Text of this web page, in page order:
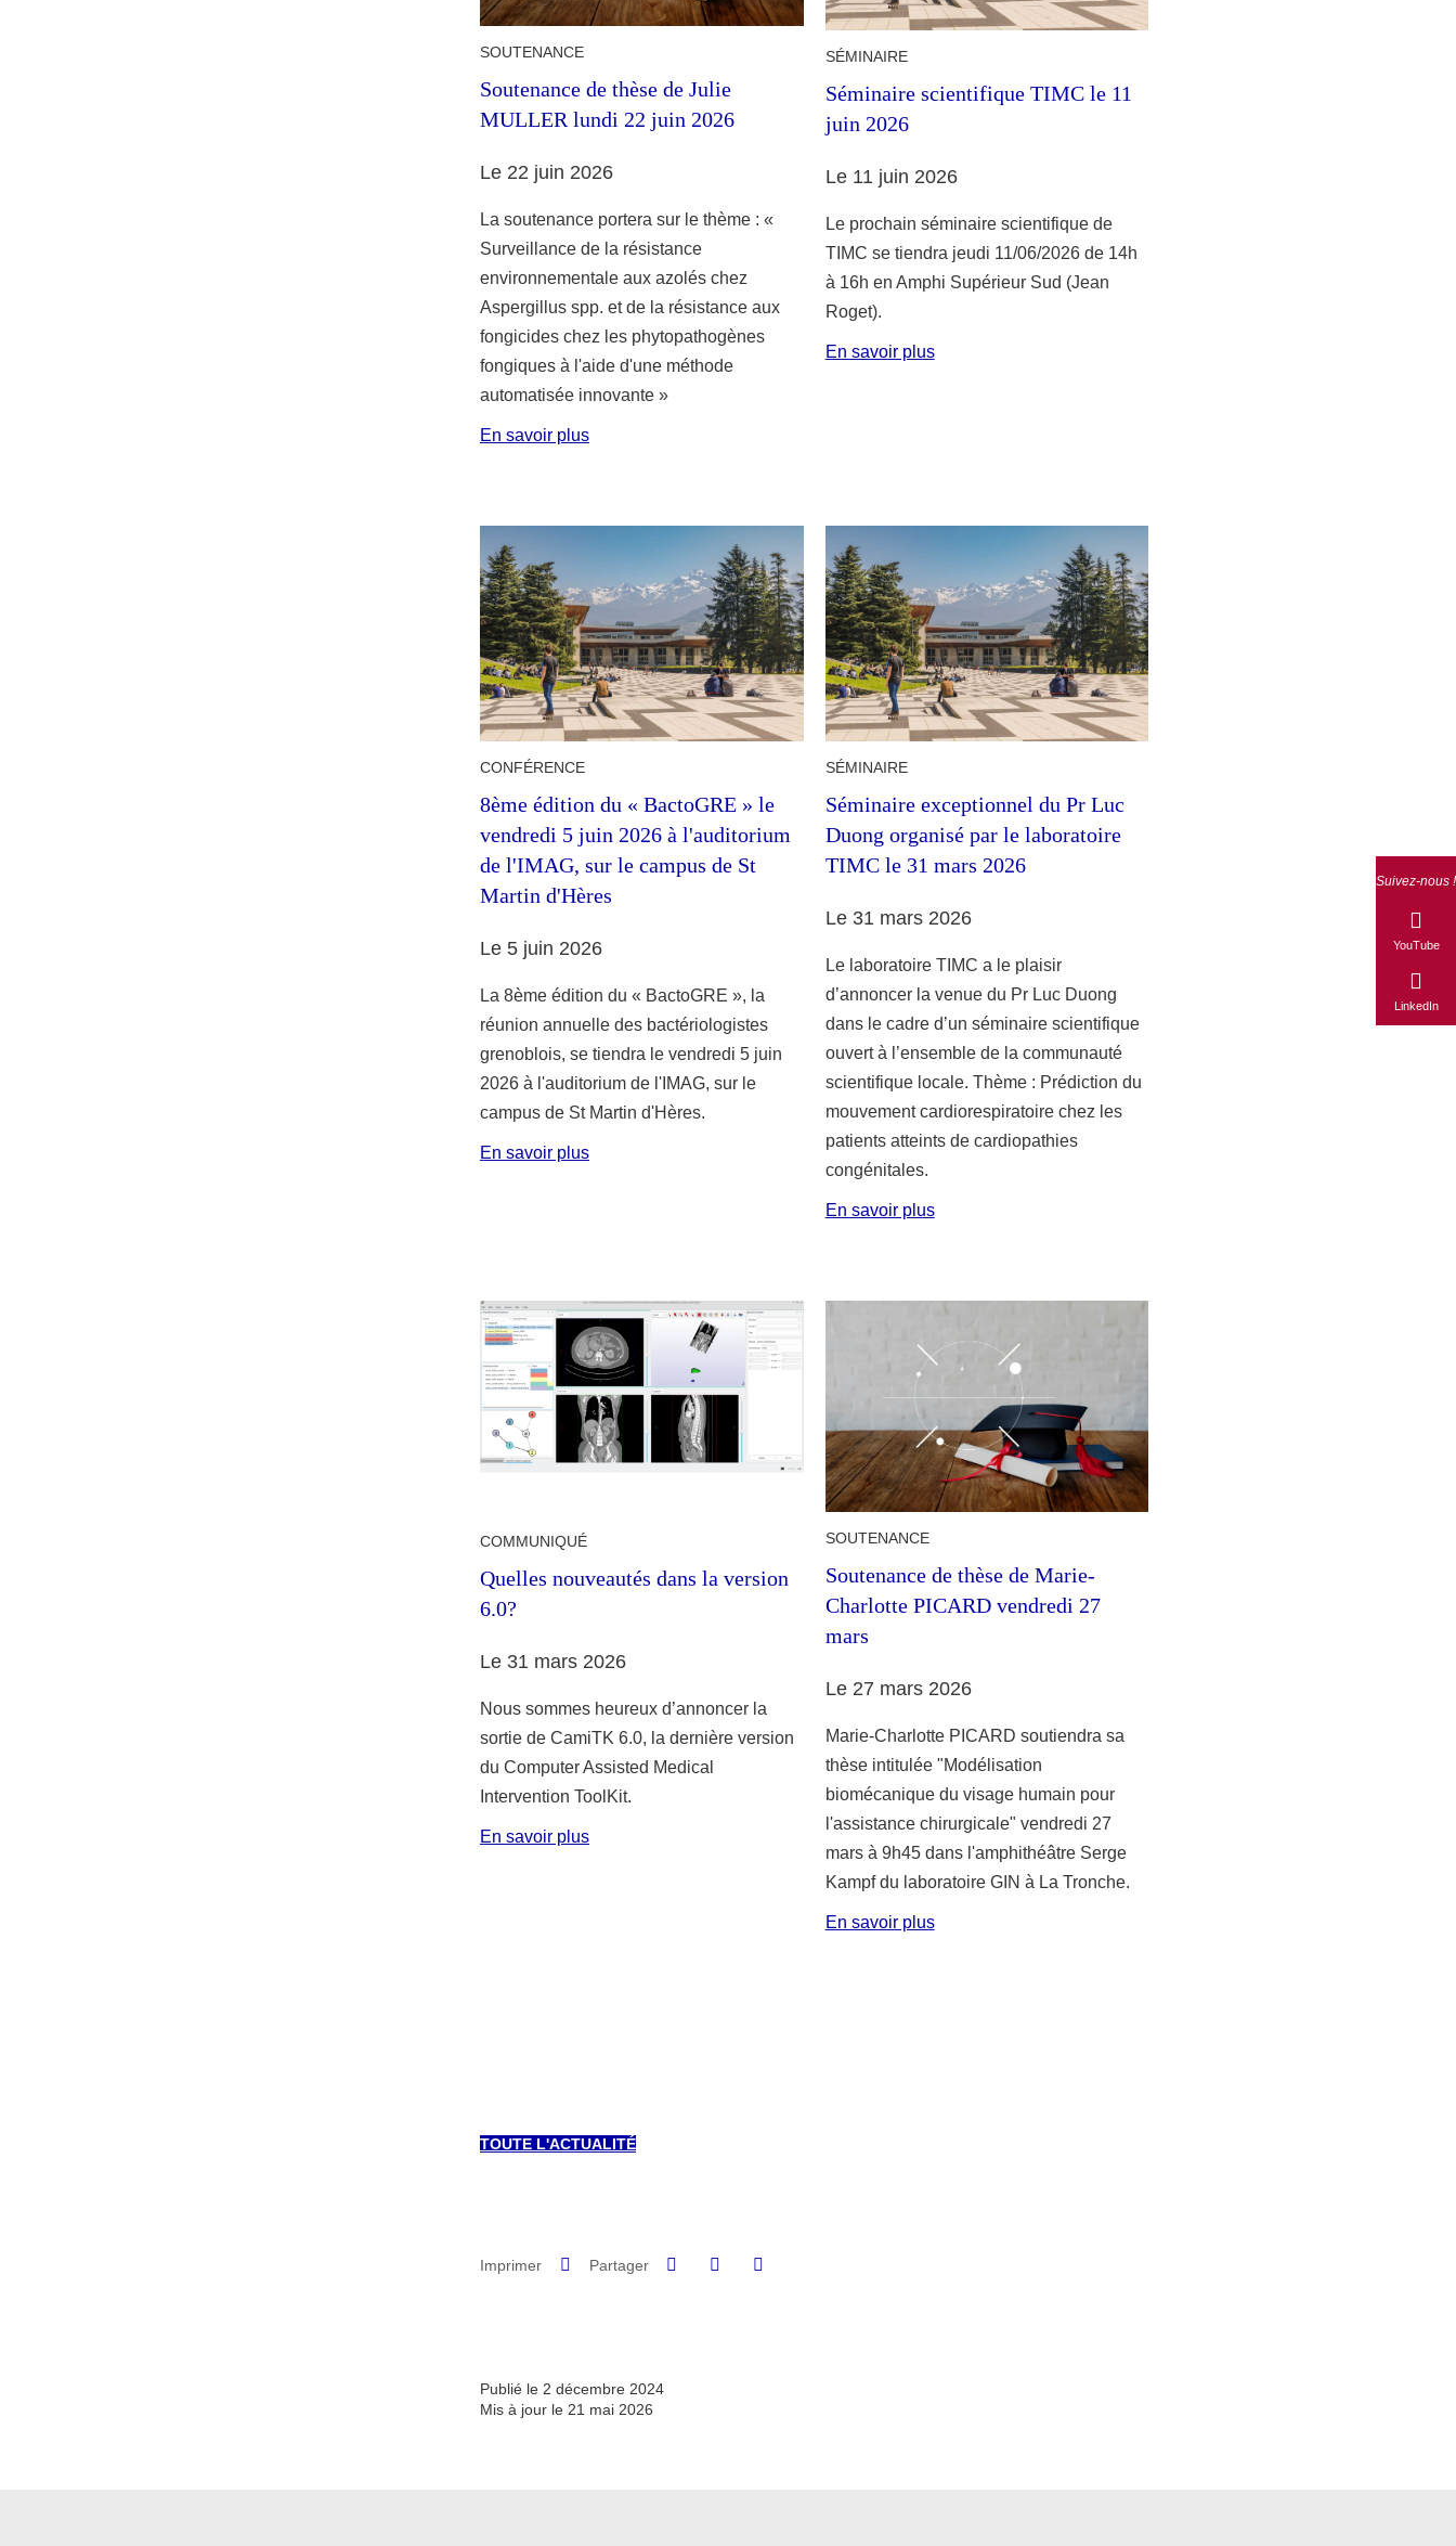
Suivez-nous !
YouTube
LinkedIn
SOUTENANCE
Soutenance de thèse de Julie
MULLER lundi 22 juin 2026
Le 22 juin 2026
La soutenance portera sur le thème : «
Surveillance de la résistance
environnementale aux azolés chez
Aspergillus spp. et de la résistance aux
fongicides chez les phytopathogènes
fongiques à l'aide d'une méthode
automatisée innovante »
En savoir plus
SÉMINAIRE
Séminaire scientifique TIMC le 11
juin 2026
Le 11 juin 2026
Le prochain séminaire scientifique de
TIMC se tiendra jeudi 11/06/2026 de 14h
à 16h en Amphi Supérieur Sud (Jean
Roget).
En savoir plus
CONFÉRENCE
8ème édition du « BactoGRE » le
vendredi 5 juin 2026 à l'auditorium
de l'IMAG, sur le campus de St
Martin d'Hères
Le 5 juin 2026
La 8ème édition du « BactoGRE », la
réunion annuelle des bactériologistes
grenoblois, se tiendra le vendredi 5 juin
2026 à l'auditorium de l'IMAG, sur le
campus de St Martin d'Hères.
En savoir plus
SÉMINAIRE
Séminaire exceptionnel du Pr Luc
Duong organisé par le laboratoire
TIMC le 31 mars 2026
Le 31 mars 2026
Le laboratoire TIMC a le plaisir
d’annoncer la venue du Pr Luc Duong
dans le cadre d’un séminaire scientifique
ouvert à l’ensemble de la communauté
scientifique locale. Thème : Prédiction du
mouvement cardiorespiratoire chez les
patients atteints de cardiopathies
congénitales.
En savoir plus
COMMUNIQUÉ
Quelles nouveautés dans la version
6.0?
Le 31 mars 2026
Nous sommes heureux d’annoncer la
sortie de CamiTK 6.0, la dernière version
du Computer Assisted Medical
Intervention ToolKit.
En savoir plus
SOUTENANCE
Soutenance de thèse de Marie-
Charlotte PICARD vendredi 27
mars
Le 27 mars 2026
Marie-Charlotte PICARD soutiendra sa
thèse intitulée "Modélisation
biomécanique du visage humain pour
l'assistance chirurgicale" vendredi 27
mars à 9h45 dans l'amphithéâtre Serge
Kampf du laboratoire GIN à La Tronche.
En savoir plus
TOUTE L'ACTUALITÉ
Imprimer Partager Partager sur Facebook
Partager sur LinkedIn
Publié le 2 décembre 2024
Mis à jour le 21 mai 2026